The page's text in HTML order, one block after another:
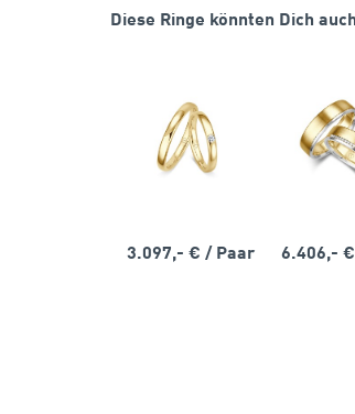
Diese Ringe könnten Dich
3.097,- € / Paar 6.406,-